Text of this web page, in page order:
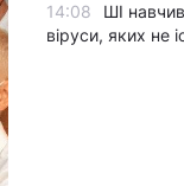
14:08
ШІ
віруси, яких не